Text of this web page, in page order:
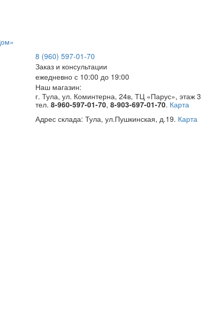
8 (960) 597-01-70
Заказ и консультации
ежедневно с 10:00 до 19:00
Наш магазин:
г. Тула, ул. Коминтерна, 24в, ТЦ «Парус», этаж 3
тел. 8-960-597-01-70, 8-903-697-01-70. Карта
Адрес склада: Тула, ул.Пушкинская, д.19. Карта